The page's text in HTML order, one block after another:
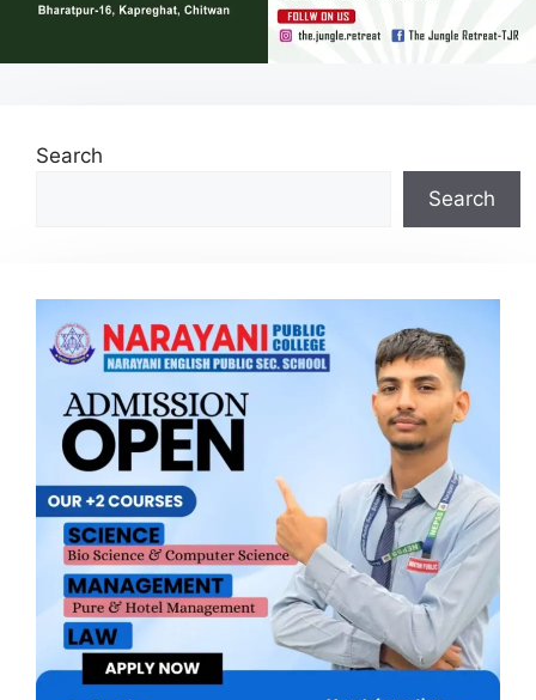
Search
Search